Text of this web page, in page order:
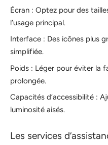
Écran : Optez pour des
l’usage principal.
Interface : Des icônes plus
simplifiée.
Poids : Léger pour éviter la
prolongée.
Capacités d’accessibilité :
luminosité aisés.
Les services